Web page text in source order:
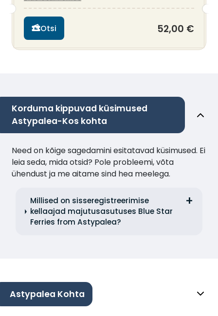
Otsi 52,00 €
Korduma kippuvad küsimused
Astypalea-Kos kohta
Need on kõige sagedamini esitatavad küsimused. Ei
leia seda, mida otsid? Pole probleemi, võta
ühendust ja me aitame sind hea meelega.
Millised on sisseregistreerimise
kellaajad majutusasutuses Blue Star
Ferries from Astypalea?
Astypalea Kohta